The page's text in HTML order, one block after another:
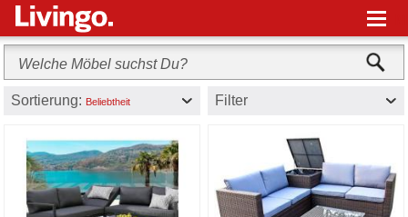
Sortierung: Beliebtheit Filter